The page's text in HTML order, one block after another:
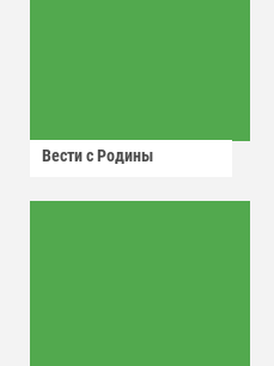
Вести с Родины